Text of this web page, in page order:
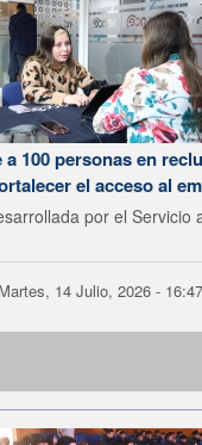
a 100 personas en
el acceso al
por el Servicio
Martes, 14 Julio, 2026 - 16:47